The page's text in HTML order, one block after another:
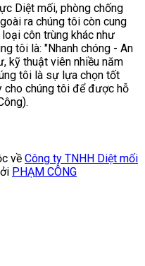
Diệt mối, phòng chống
ra chúng tôi còn cung
côn trùng khác như
tôi là: "Nhanh chóng - An
kỹ thuật viên nhiều năm
tôi là sự lựa chọn tốt
cho chúng tôi để được hỗ
về Công ty TNHH Diệt mối
PHẠM CÔNG